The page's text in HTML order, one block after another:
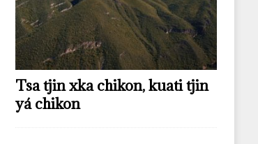
Tsa tjin xka chikon, kuati tjin
yá chikon